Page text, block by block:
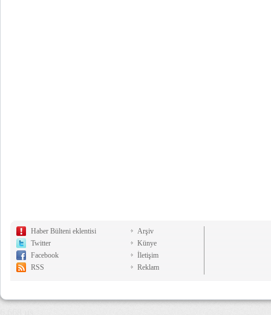
Haber Bülteni eklentisi
Twitter
Facebook
RSS
Arşiv
Künye
İletişim
Reklam